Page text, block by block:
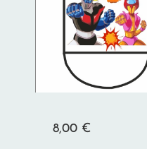
8,00 €